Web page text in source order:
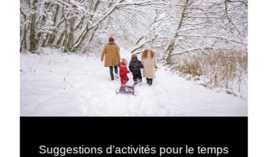
Suggestions d’activités pour le temps